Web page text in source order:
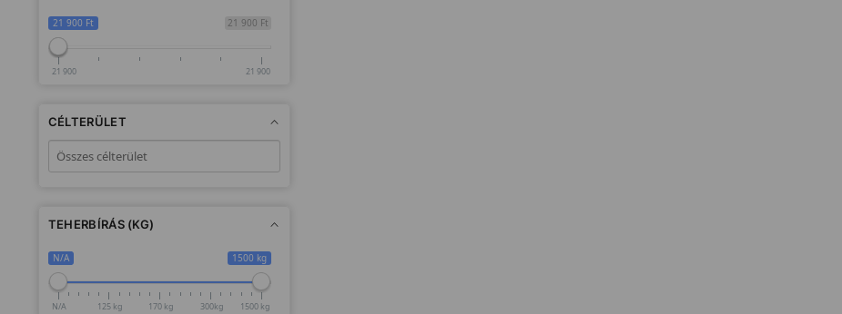
21 900 Ft
21 900 Ft
21 900 21 900
CÉLTERÜLET
TEHERBÍRÁS (KG)
N/A 1500 kg
N/A 125 kg 170 kg 300kg 1500 kg